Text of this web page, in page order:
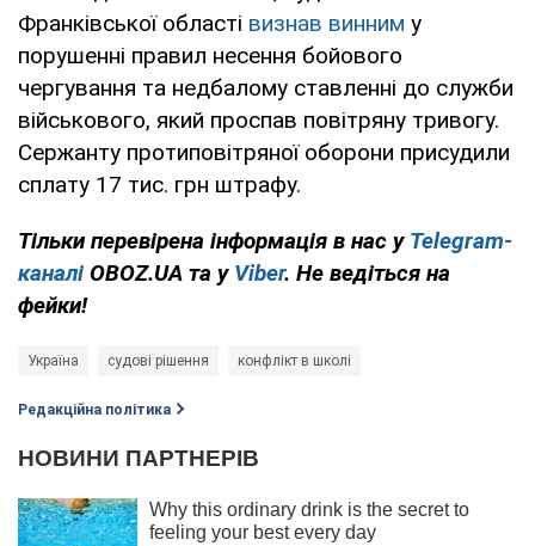
Франківської області визнав винним у
порушенні правил несення бойового
чергування та недбалому ставленні до служби
військового, який проспав повітряну тривогу.
Сержанту протиповітряної оборони присудили
сплату 17 тис. грн штрафу.
Тільки перевірена інформація в нас у Telegram-
каналі OBOZ.UA та у Viber. Не ведіться на
фейки!
Україна судові рішення конфлікт в школі
Редакційна політика